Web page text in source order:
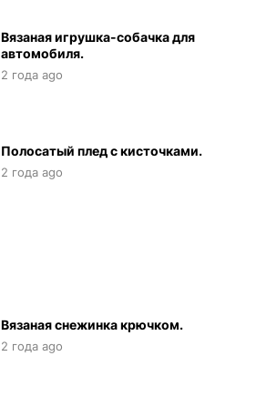
Вязаная игрушка-собачка для
автомобиля.
2 года ago
Полосатый плед с кисточками.
2 года ago
Вязаная снежинка крючком.
2 года ago